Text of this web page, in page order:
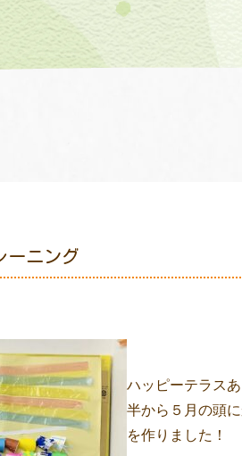
ーニング
ハッピーテラス
半から５月の頭
を作りました！